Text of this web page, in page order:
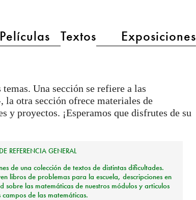
Películas Textos Exposiciones
Una sección se refiere a las
la otra sección ofrece materiales de
y proyectos. ¡Esperamos que disfrutes de su
DE REFERENCIA GENERAL
de una colección de textos de distintas dificultades.
libros de problemas para la escuela, descripciones en
sobre las matemáticas de nuestros módulos y articulos
campos de las matemáticas.